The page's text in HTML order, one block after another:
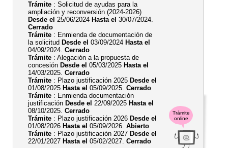
Trámite
online
Trámite : Solicitud de ayudas para la
ampliación y reconversión (2024-2026)
Desde el 25/06/2024 Hasta el 30/07/2024.
Cerrado
Trámite : Enmienda de documentación de
la solicitud Desde el 03/09/2024 Hasta el
04/09/2024. Cerrado
Trámite : Alegación a la propuesta de
concesión Desde el 05/03/2025 Hasta el
14/03/2025. Cerrado
Trámite : Plazo justificación 2025 Desde el
01/08/2025 Hasta el 05/09/2025. Cerrado
Trámite : Enmienda documentación
justificación Desde el 22/09/2025 Hasta el
08/10/2025. Cerrado
Trámite : Plazo justificación 2026 Desde el
01/08/2026 Hasta el 05/09/2026. Abierto
Trámite : Plazo justificación 2027 Desde el
22/01/2027 Hasta el 05/02/2027. Cerrado